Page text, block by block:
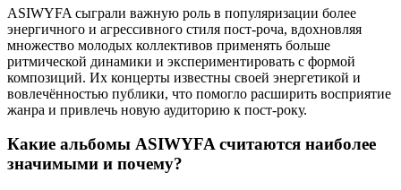
ASIWYFA сыграли важную роль в популяризации более
энергичного и агрессивного стиля пост-роча, вдохновляя
множество молодых коллективов применять больше
ритмической динамики и экспериментировать с формой
композиций. Их концерты известны своей энергетикой и
вовлечённостью публики, что помогло расширить восприятие
жанра и привлечь новую аудиторию к пост-року.
Какие альбомы ASIWYFA считаются наиболее
значимыми и почему?